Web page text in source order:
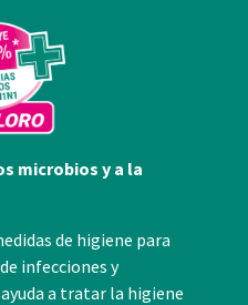
microbios y a la
de higiene para
infecciones y
a tratar la higiene